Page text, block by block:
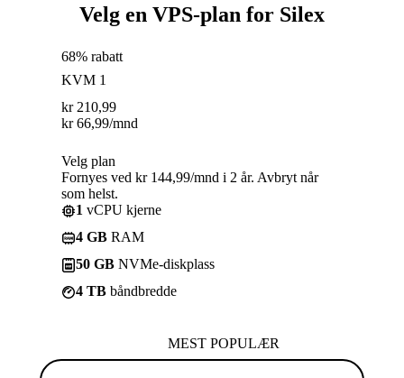
Velg en VPS-plan for Silex
68% rabatt
KVM 1
kr 210,99
kr 66,99/mnd
Velg plan
Fornyes ved kr 144,99/mnd i 2 år. Avbryt når
som helst.
1 vCPU kjerne
4 GB RAM
50 GB NVMe-diskplass
4 TB båndbredde
MEST POPULÆR